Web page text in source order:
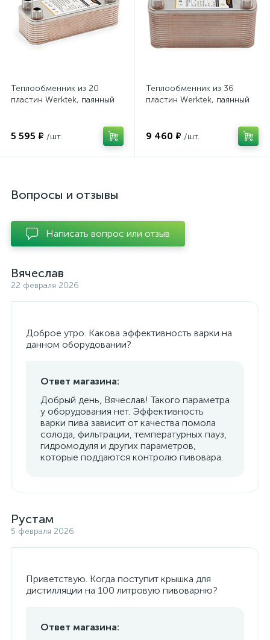
Теплообменник из 20
пластин Werktek, паянный
5 595 ₽ /шт.
Теплообменник из 36
пластин Werktek, паянный
9 460 ₽ /шт.
Вопросы и отзывы
Написать вопрос или отзыв
Вячеслав
22 февраля 2026
Доброе утро. Какова эффективность варки на
данном оборудовании?
Ответ магазина:
Добрый день, Вячеслав! Такого параметра
у оборудования нет. Эффективность
варки пива зависит от качества помола
солода, фильтрации, температурных пауз,
гидромодуля и других параметров,
которые поддаются контролю пивовара.
Рустам
5 февраля 2026
Приветствую. Когда поступит крышка для
дистилляции на 100 литровую пивоварню?
Ответ магазина: